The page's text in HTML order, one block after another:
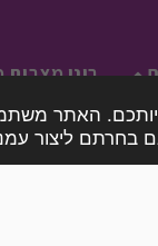
האתר משתמש
בחרתם ליצור
בוני מצבות